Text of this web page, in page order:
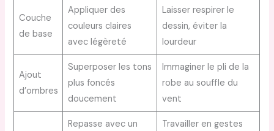
Couche
de base
Appliquer des
couleurs claires
avec légèreté
Laisser respirer le
dessin, éviter la
lourdeur
Ajout
d’ombres
Superposer les tons
plus foncés
doucement
Immaginer le pli de la
robe au souffle du
vent
Repasse avec un
Travailler en gestes